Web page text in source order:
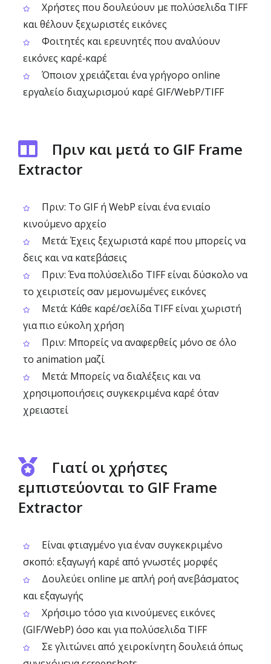
Χρήστες που δουλεύουν με πολύσελιδα TIFF
και θέλουν ξεχωριστές εικόνες
Φοιτητές και ερευνητές που αναλύουν
εικόνες καρέ‑καρέ
Όποιον χρειάζεται ένα γρήγορο online
εργαλείο διαχωρισμού καρέ GIF/WebP/TIFF
Πριν και μετά το GIF Frame
Extractor
Πριν: Το GIF ή WebP είναι ένα ενιαίο
κινούμενο αρχείο
Μετά: Έχεις ξεχωριστά καρέ που μπορείς να
δεις και να κατεβάσεις
Πριν: Ένα πολύσελιδο TIFF είναι δύσκολο να
το χειριστείς σαν μεμονωμένες εικόνες
Μετά: Κάθε καρέ/σελίδα TIFF είναι χωριστή
για πιο εύκολη χρήση
Πριν: Μπορείς να αναφερθείς μόνο σε όλο
το animation μαζί
Μετά: Μπορείς να διαλέξεις και να
χρησιμοποιήσεις συγκεκριμένα καρέ όταν
χρειαστεί
Γιατί οι χρήστες
εμπιστεύονται το GIF Frame
Extractor
Είναι φτιαγμένο για έναν συγκεκριμένο
σκοπό: εξαγωγή καρέ από γνωστές μορφές
Δουλεύει online με απλή ροή ανεβάσματος
και εξαγωγής
Χρήσιμο τόσο για κινούμενες εικόνες
(GIF/WebP) όσο και για πολύσελιδα TIFF
Σε γλιτώνει από χειροκίνητη δουλειά όπως